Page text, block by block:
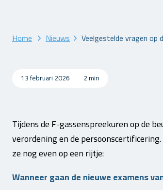
Home Nieuws Veelgestelde vragen op
13 februari 2026 2 min
Tijdens de F-gassenspreekuren op de
verordening en de
ze nog even op een rijtje:
Wanneer gaan de nieuwe examens